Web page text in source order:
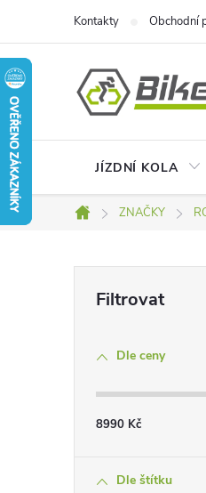
obsah
Kontakty Obchodní
JÍZDNÍ KOLA
Domů
ZNAČKY
Dle ceny
8990 Kč
Dle štítku